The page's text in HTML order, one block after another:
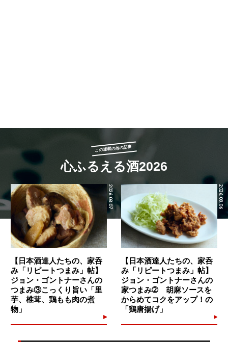
この連載の他の記事
心ふるえる酒2026
2026.08.07
【日本酒達人たちの、家呑
み「リピートつまみ」帖】
ジョン・ゴントナーさんの
つまみ③こっくり旨い「里
芋、椎茸、鶏もも肉の煮
物」
2026.08.06
【日本酒達人たちの、家呑
み「リピートつまみ」帖】
ジョン・ゴントナーさんの
家つまみ➁ 胡麻ソースを
からめてコクをアップ！の
「鶏唐揚げ」